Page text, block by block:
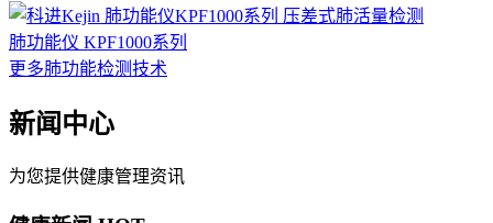
肺功能仪 KPF1000系列
更多肺功能检测技术
新闻中心
为您提供健康管理资讯